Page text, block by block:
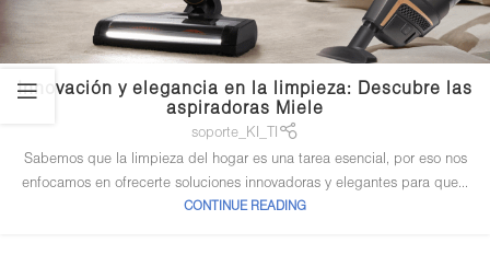
Innovación y elegancia en la limpieza: Descubre las
aspiradoras Miele
soporte_KI_TI
Sabemos que la limpieza del hogar es una tarea esencial, por eso nos
enfocamos en ofrecerte soluciones innovadoras y elegantes para que...
CONTINUE READING